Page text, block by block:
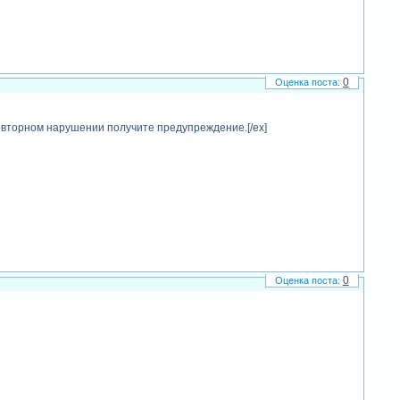
нарушении получите предупреждение.[/ex]
0
0